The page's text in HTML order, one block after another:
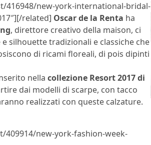
416948/new-york-international-bridal-
related] Oscar de la Renta ha
, direttore creativo della maison, ci
silhouette tradizionali e classiche che
di ricami floreali, di pois dipinti
nella collezione Resort 2017 di
dai modelli di scarpe, con tacco
realizzati con queste calzature.
409914/new-york-fashion-week-